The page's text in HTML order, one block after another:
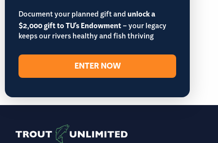
Document your planned gift andunlock a
$2,000 gift to TU's Endowment– your legacy
keeps our rivers healthy and fish thriving
ENTER NOW